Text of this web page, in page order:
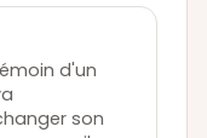
d'un
son